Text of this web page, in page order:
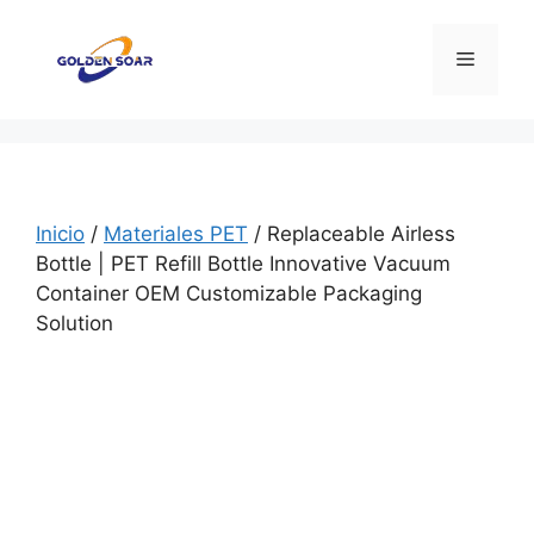
contenido
Menú
Inicio / Materiales PET / Replaceable Airless
Bottle | PET Refill Bottle Innovative Vacuum
Container OEM Customizable Packaging
Solution